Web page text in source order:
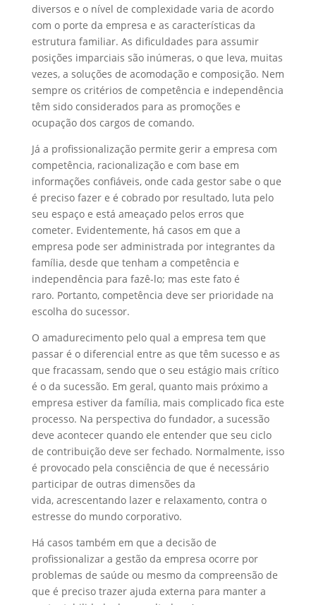
diversos e o nível de complexidade varia de acordo
com o porte da empresa e as características da
estrutura familiar. As dificuldades para assumir
posições imparciais são inúmeras, o que leva, muitas
vezes, a soluções de acomodação e composição. Nem
sempre os critérios de competência e independência
têm sido considerados para as promoções e
ocupação dos cargos de comando.
Já a profissionalização permite gerir a empresa com
competência, racionalização e com base em
informações confiáveis, onde cada gestor sabe o que
é preciso fazer e é cobrado por resultado, luta pelo
seu espaço e está ameaçado pelos erros que
cometer. Evidentemente, há casos em que a
empresa pode ser administrada por integrantes da
família, desde que tenham a competência e
independência para fazê-lo; mas este fato é
raro. Portanto, competência deve ser prioridade na
escolha do sucessor.
O amadurecimento pelo qual a empresa tem que
passar é o diferencial entre as que têm sucesso e as
que fracassam, sendo que o seu estágio mais crítico
é o da sucessão. Em geral, quanto mais próximo a
empresa estiver da família, mais complicado fica este
processo. Na perspectiva do fundador, a sucessão
deve acontecer quando ele entender que seu ciclo
de contribuição deve ser fechado. Normalmente, isso
é provocado pela consciência de que é necessário
participar de outras dimensões da
vida, acrescentando lazer e relaxamento, contra o
estresse do mundo corporativo.
Há casos também em que a decisão de
profissionalizar a gestão da empresa ocorre por
problemas de saúde ou mesmo da compreensão de
que é preciso trazer ajuda externa para manter a